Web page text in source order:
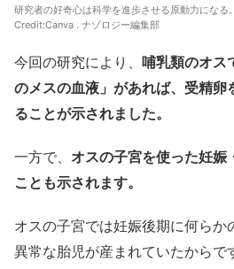
研究者の好奇心は科学を進歩させる原動力になる
Credit:Canva . ナゾロジー編集部
今回の研究により、 哺乳類のオス
のメスの血液」があれば、受精卵
ることが示されました。
一方で、 オスの子宮を使った妊娠
ことも示されます。
オスの子宮では妊娠後期に何らか
異常な胎児が産まれていたからで